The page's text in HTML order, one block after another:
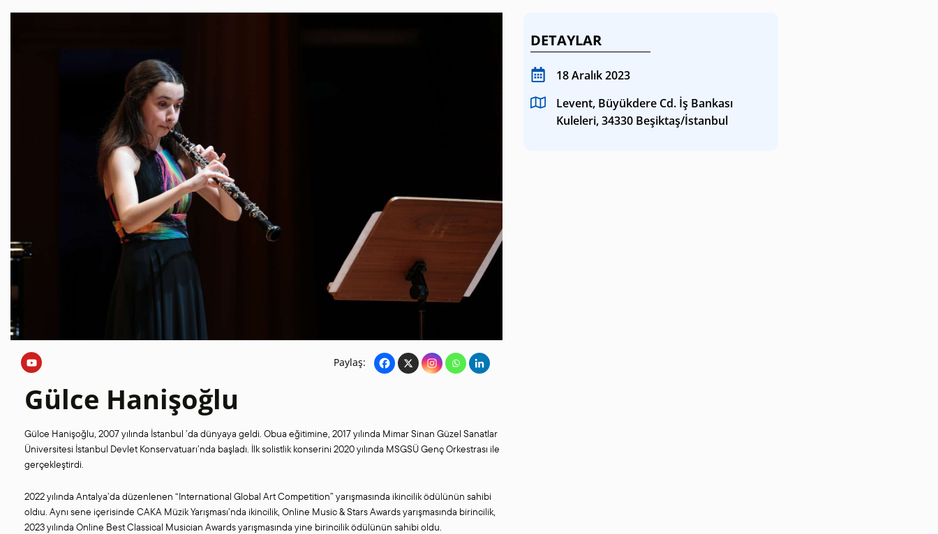
Paylaş:
Gülce Hanişoğlu
Gülce Hanişoğlu, 2007 yılında İstanbul ’da dünyaya geldi. Obua eğitimine, 2017 yılında Mimar Sinan Güzel Sanatlar
Üniversitesi İstanbul Devlet Konservatuarı’nda başladı. İlk solistlik konserini 2020 yılında MSGSÜ Genç Orkestrası ile
gerçekleştirdi.
2022 yılında Antalya’da düzenlenen “International Global Art Competition” yarışmasında ikincilik ödülünün sahibi
oldıu. Aynı sene içerisinde CAKA Müzik Yarışması’nda ikincilik, Online Music & Stars Awards yarışmasında birincilik,
2023 yılında Online Best Classical Musician Awards yarışmasında yine birincilik ödülünün sahibi oldu.
DETAYLAR
18 Aralık 2023
Levent, Büyükdere Cd. İş Bankası
Kuleleri, 34330 Beşiktaş/İstanbul